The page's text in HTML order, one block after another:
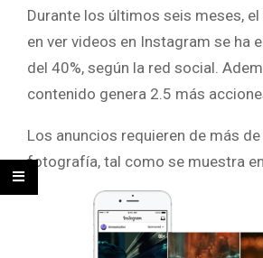
Durante los últimos seis meses,
en ver videos en Instagram se ha
del 40%, según la red social.
contenido genera 2.5 más
Los anuncios requieren de más
fotografía, tal como se muestra